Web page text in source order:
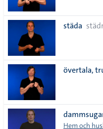
städa
övertala,
Hem och